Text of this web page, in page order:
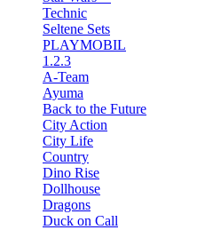
Technic
Seltene Sets
PLAYMOBIL
1.2.3
A-Team
Ayuma
Back to the Future
City Action
City Life
Country
Dino Rise
Dollhouse
Dragons
Duck on Call